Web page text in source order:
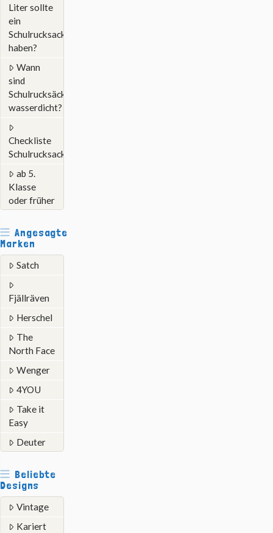
Liter sollte
ein
Schulrucksack
haben?
Wann
sind
Schulrucksäcke
wasserdicht?
Checkliste
Schulrucksack
ab 5.
Klasse
oder früher
Angesagte
Marken
Satch
Fjällräven
Herschel
The
North Face
Wenger
4YOU
Take it
Easy
Deuter
Beliebte
Designs
Vintage
Kariert